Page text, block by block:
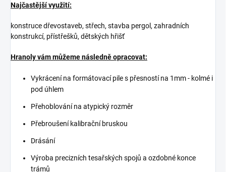
Najčastější využití:
konstruce dřevostaveb, střech, stavba pergol, zahradních
konstrukcí, přístřešků, dětských hřišť
Hranoly vám můžeme následně opracovat:
Vykrácení na formátovací pile s přesností na 1mm - kolmé i
pod úhlem
Přehoblování na atypický rozměr
Přebroušení kalibrační bruskou
Drásání
Výroba precizních tesařských spojů a ozdobné konce
trámů